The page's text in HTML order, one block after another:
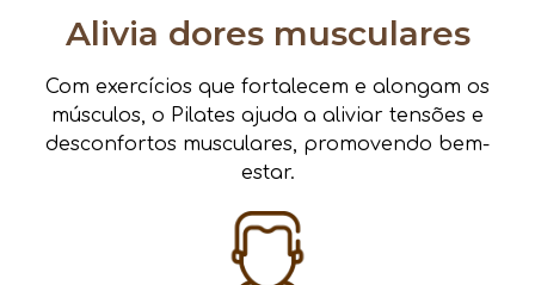
Alivia dores musculares
Com exercícios que fortalecem e alongam os
músculos, o Pilates ajuda a aliviar tensões e
desconfortos musculares, promovendo bem-
estar.